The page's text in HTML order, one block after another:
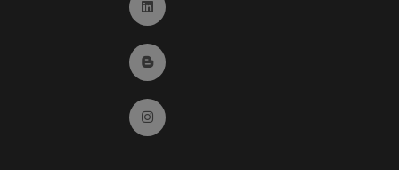
Ir a Linkedin (abre en ventana nueva)
Ir al Blog (abre en ventana nueva)
Ir a Instagram (abre en ventana nueva)